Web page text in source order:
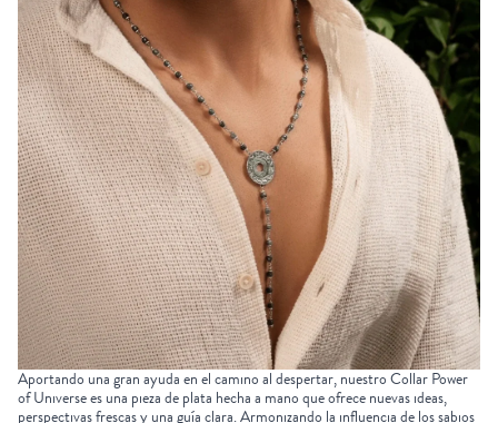
Aportando una gran ayuda en el camino al despertar, nuestroCollar Power
of Universees una pieza de plata hecha a mano que ofrece nuevas ideas,
perspectivas frescas y una guía clara. Armonizando la influencia de lossabios